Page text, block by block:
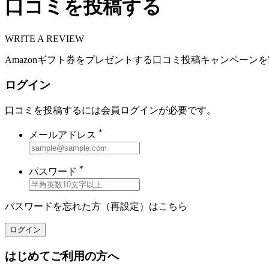
口コミを投稿する
WRITE A REVIEW
Amazonギフト券をプレゼントする口コミ投稿キャンペーン
ログイン
口コミを投稿するには会員ログインが必要です。
メールアドレス *
パスワード *
パスワードを忘れた方（再設定）はこちら
ログイン
はじめてご利用の方へ